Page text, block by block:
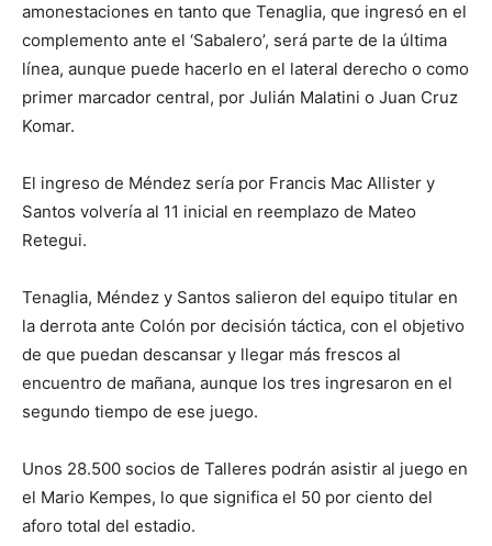
amonestaciones en tanto que Tenaglia, que ingresó en el
complemento ante el ‘Sabalero’, será parte de la última
línea, aunque puede hacerlo en el lateral derecho o como
primer marcador central, por Julián Malatini o Juan Cruz
Komar.
El ingreso de Méndez sería por Francis Mac Allister y
Santos volvería al 11 inicial en reemplazo de Mateo
Retegui.
Tenaglia, Méndez y Santos salieron del equipo titular en
la derrota ante Colón por decisión táctica, con el objetivo
de que puedan descansar y llegar más frescos al
encuentro de mañana, aunque los tres ingresaron en el
segundo tiempo de ese juego.
Unos 28.500 socios de Talleres podrán asistir al juego en
el Mario Kempes, lo que significa el 50 por ciento del
aforo total del estadio.